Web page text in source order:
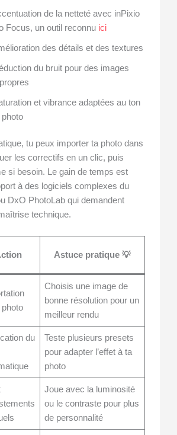
de la netteté avec inPixio
Focus, un outil reconnu ici
des détails et des textures
du bruit pour des images
et vibrance adaptées au ton
tu peux importer ta photo dans
les correctifs en un clic, puis
si besoin. Le gain de temps est
à des logiciels complexes du
DxO PhotoLab qui demandent
technique.
Astuce pratique 💡
photo
Choisis une image de
bonne résolution pour un
meilleur rendu
du
Teste plusieurs presets
pour adapter l’effet à ta
photo
Joue avec la luminosité
ou le contraste pour plus
de personnalité